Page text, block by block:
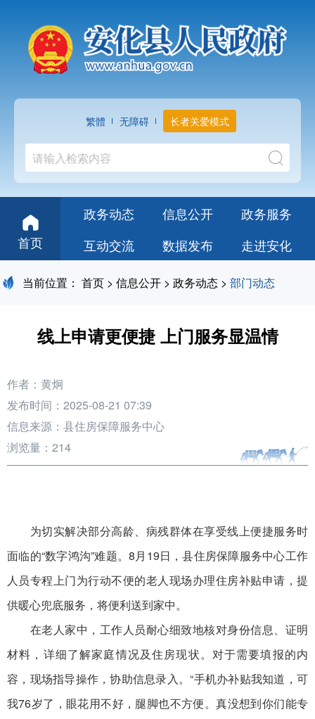
繁體 无障碍 长者关爱模式
首页
政务动态 信息公开
政务服务
互动交流
数据发布 走进安化
当前位置： 首页 > 信息公开 > 政务动态 > 部门动态
线上申请更便捷 上门服务显温情
作者：黄炯
发布时间：2025-08-21 07:39
信息来源：县住房保障服务中心
浏览量： 214
为切实解决部分高龄、病残群体在享受线上便捷服务时
面临的“数字鸿沟”难题。8月19日，县住房保障服务中心工作
人员专程上门为行动不便的老人现场办理住房补贴申请，提
供暖心兜底服务，将便利送到家中。
在老人家中，工作人员耐心细致地核对身份信息、证明
材料，详细了解家庭情况及住房现状。对于需要填报的内
容，现场指导操作，协助信息录入。“手机办补贴我知道，可
我76岁了，眼花用不好，腿脚也不方便。真没想到你们能专